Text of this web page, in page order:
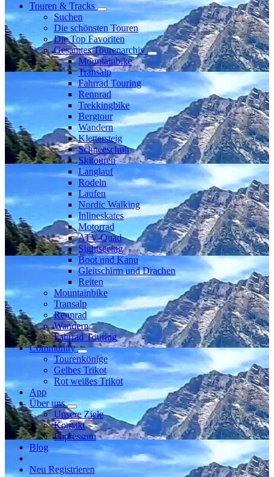
Touren & Tracks
Suchen
Die schönsten Touren
Die Top Favoriten
Gesamtes Tourenarchiv
Mountainbike
Transalp
Fahrrad Touring
Rennrad
Trekkingbike
Bergtour
Wandern
Klettersteig
Schneeschuh
Skitouren
Langlauf
Rodeln
Laufen
Nordic Walking
Inlineskates
Motorrad
ATV-Quad
Sightseeing
Boot und Kanu
Gleitschirm und Drachen
Reiten
Mountainbike
Transalp
Rennrad
Wandern
Fahrrad Touring
Community
Tourenkönige
Gelbes Trikot
Rot weißes Trikot
App
Über uns
Unsere Ziele
Kontakt
Impressum
Blog
Neu Registrieren